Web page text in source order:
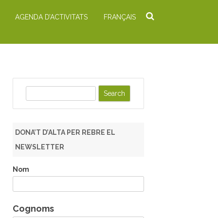
AGENDA D’ACTIVITATS FRANÇAIS
h
DONA’T D’ALTA PER REBRE EL
NEWSLETTER
Nom
Cognoms